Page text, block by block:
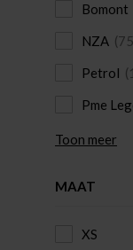
Bomont
NZA
Petrol
Pme
Toon meer
MAAT
XS